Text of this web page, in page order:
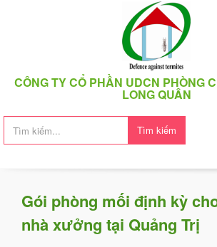
CÔNG TY CỔ PHẦN UDCN PHÒNG
LONG QUÂN
Tìm kiếm
Gói phòng mối định kỳ
nhà xưởng tại Quảng Trị